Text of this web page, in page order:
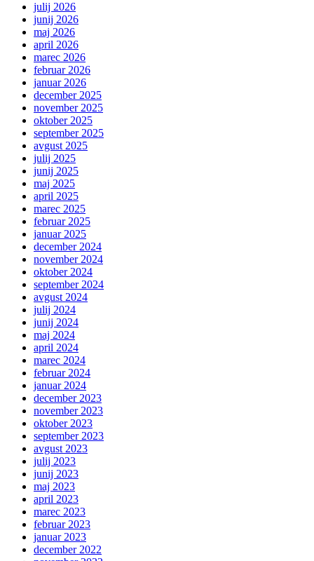
julij 2026
junij 2026
maj 2026
april 2026
marec 2026
februar 2026
januar 2026
december 2025
november 2025
oktober 2025
september 2025
avgust 2025
julij 2025
junij 2025
maj 2025
april 2025
marec 2025
februar 2025
januar 2025
december 2024
november 2024
oktober 2024
september 2024
avgust 2024
julij 2024
junij 2024
maj 2024
april 2024
marec 2024
februar 2024
januar 2024
december 2023
november 2023
oktober 2023
september 2023
avgust 2023
julij 2023
junij 2023
maj 2023
april 2023
marec 2023
februar 2023
januar 2023
december 2022